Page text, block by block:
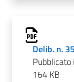
Delib. n.
164 KB